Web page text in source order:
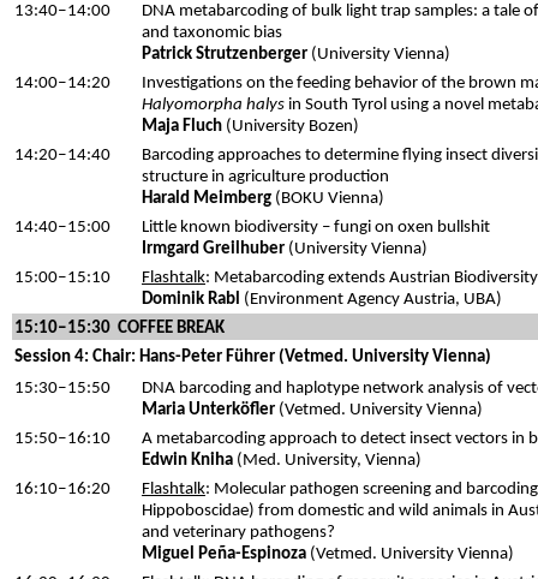
13:40‒14:00
DNA metabarcoding of bulk light trap samples: a tale
and taxonomic bias
Patrick Strutzenberger (University Vienna)
14:00‒14:20
Investigations on the feeding behavior of the brown
Halyomorpha halys in South Tyrol using a novel
Maja Fluch (University Bozen)
14:20‒14:40
Barcoding approaches to determine flying insect
structure in agriculture production
Harald Meimberg (BOKU Vienna)
14:40‒15:00
Little known biodiversity – fungi on oxen bullshit
Irmgard Greilhuber (University Vienna)
15:00‒15:10
Flashtalk: Metabarcoding extends Austrian
Dominik Rabl (Environment Agency Austria, UBA)
15:10‒15:30 COFFEE BREAK
Session 4: Chair: Hans-Peter Führer (Vetmed. University Vienna)
15:30‒15:50
DNA barcoding and haplotype network analysis of
Maria Unterköfler (Vetmed. University Vienna)
15:50‒16:10
A metabarcoding approach to detect insect vectors in
Edwin Kniha (Med. University, Vienna)
16:10‒16:20 Flashtalk: Molecular pathogen screening and
Hippoboscidae) from domestic and wild animals in
and veterinary pathogens?
Miguel Peña-Espinoza (Vetmed. University Vienna)